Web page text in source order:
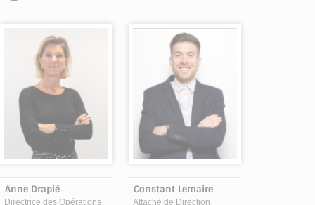
Anne Drapié
Directrice des Opérations
Constant Lemaire
Attaché de Direction